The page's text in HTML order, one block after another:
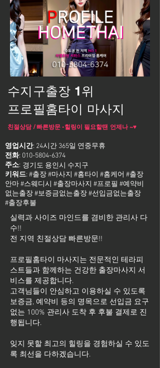
수지구출장 1위
프로필홈타이 마사지
친절상담 / 빠른방문 -힐링이 필요할땐 언제나 ~♥
영업시간: 24시간 365일 연중무휴
전화: 010-5804-6374
주소:
키워드: #출장 #마사지 #홈타이 #홈케어 #출장
안마 #스웨디시 #출장마사지 #프로필 #예약비
없는출장 #보증금없는출장 #선입금없는출장
#출장후불
경기도 용인시 수지구
실력과 사이즈 마인드를 겸비한 관리사 다
수!!
전 지역 친절상담 빠른방문!!
프로필홈타이 마사지는 전문적인 테라피
스트들과 함께하는 건강한 출장마사지 서
비스를 제공합니다.
고객님들이 안심하고 이용하실 수 있도록
보증금, 예약비 등의 명목으로 선입금 요구
없는 100% 관리사 도착 후 후불 결제로 진
행됩니다.
잊지 못할 최고의 힐링을 경험하실 수 있도
록 최선을 다하겠습니다.